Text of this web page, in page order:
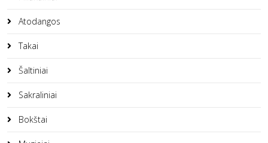
Atodangos
Takai
Šaltiniai
Sakraliniai
Bokštai